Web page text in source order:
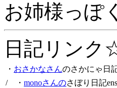
お姉様っぽ
日記リンク
・ おさかなさんのさかにゃ日
/ ・ monoさんのさぼり日記